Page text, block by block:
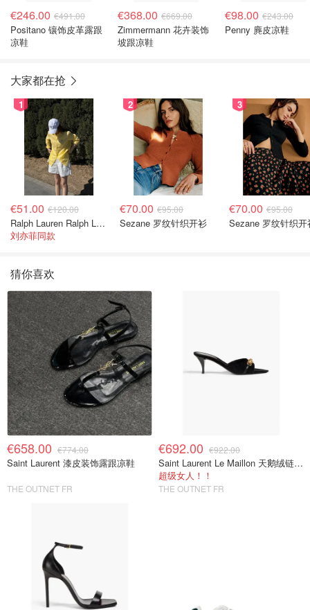
€246.00 €491.00
Positano 镶饰皮革露跟
凉鞋
€368.00 €669.00
Zimmermann 花卉装饰
坡跟凉鞋
€98.00 €243.00
Penny 麂皮凉鞋
大家都在抢
1
€51.00 €120.00
Ralph Lauren Ralph Lauren 男童亚麻衬衫
刘亦菲同款
2
€70.00 €95.00
Sezane 罗纹针织开衫
3
€70.00 €95.00
Sezane 罗纹针织开
猜你喜欢
€658.00 €774.00
Saint Laurent 漆皮装饰露跟凉鞋
THE OUTNET FR
€692.00 €922.00
Saint Laurent Le Maillon 天鹅绒链饰穆勒鞋
超级女人！！
THE OUTNET FR